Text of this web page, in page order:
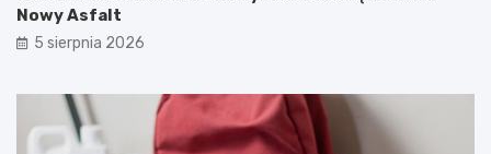
Nowy Asfalt
5 sierpnia 2026